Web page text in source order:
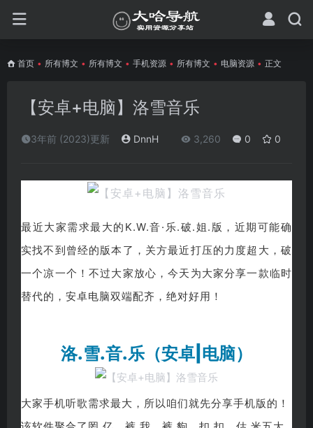
首页 • 所有博文 • 所有博文 • 手机资源 • 所有博文 • 电脑资源 • 正文
【安卓+电脑】洛雪音乐
3年前 (2023)更新 DnnH 3,260 0 0
最近大家需求最大的K.W.音·乐.破.姐.版，近期可能确
实找不到曾经的版本了，关方最近打压的力度超大，破
一个凉一个！不过大家放心，今天为大家分享一款临时
替代的，安卓电脑双端配齐，绝对好用！
洛.雪.音.乐（安卓|电脑）
大家手机听歌需求最大，所以咱们就先分享手机版的！